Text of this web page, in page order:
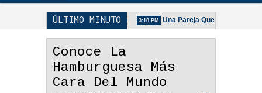
ÚLTIMO MINUTO
Unida Es Importante - Reflexión 3:18 PM Una Pareja Que Ora Unida. -
Conoce La
Hamburguesa Más
Cara Del Mundo